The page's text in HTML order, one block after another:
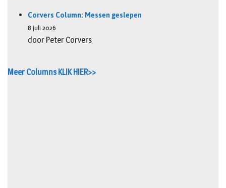
Corvers Column: Messen geslepen
8 juli 2026
door Peter Corvers
Meer Columns KLIK HIER>>